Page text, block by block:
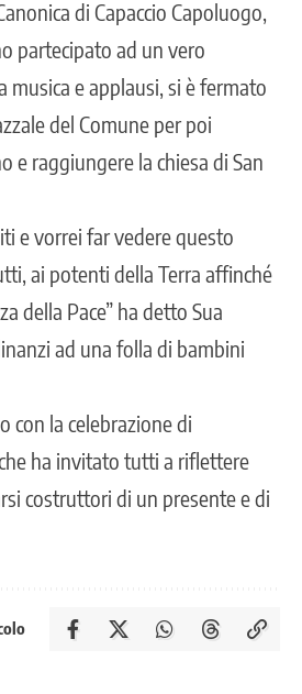
di Capaccio Capoluogo,
partecipato ad un vero
e applausi, si è fermato
del Comune per poi
e raggiungere la chiesa di San
e vorrei far vedere questo
ai potenti della Terra affinché
della Pace” ha detto Sua
ad una folla di bambini
con la celebrazione di
ha invitato tutti a riflettere
costruttori di un presente e di